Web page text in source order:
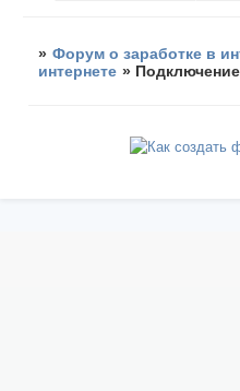
» Форум о заработке в
интернете »